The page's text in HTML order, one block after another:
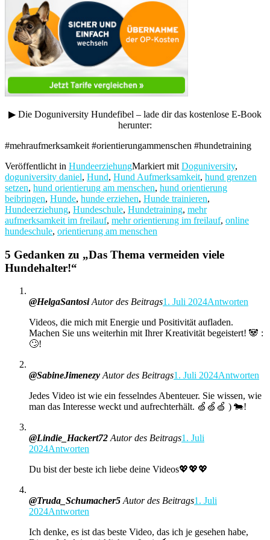
▶︎ Die Doguniversity Hundefibel – lade dir das kostenlose E-Book
herunter:
#mehraufmerksamkeit #orientierungammenschen #hundetraining
Veröffentlicht in HundeerziehungMarkiert mit Doguniversity,
doguniversity daniel, Hund, Hund Aufmerksamkeit, hund grenzen
setzen, hund orientierung am menschen, hund orientierung
beibringen, Hunde, hunde erziehen, Hunde trainieren,
Hundeerziehung, Hundeschule, Hundetraining, mehr
aufmerksamkeit im freilauf, mehr orientierung im freilauf, online
hundeschule, orientierung am menschen
5 Gedanken zu „Das Thema vermeiden viele
Hundehalter!“
@HelgaSantosi Autor des Beitrags1. Juli 2024Antworten
Videos, die mich mit Energie und Positivität aufladen.
Machen Sie uns weiterhin mit Ihrer Kreativität begeistert! 🐼 :
🙄!
@SabineJimenezy Autor des Beitrags1. Juli 2024Antworten
Jedes Video ist wie ein fesselndes Abenteuer. Sie wissen, wie
man das Interesse weckt und aufrechterhält. 🍏🍏🍏 ) 🐄!
@Lindie_Hackert72 Autor des Beitrags1. Juli
2024Antworten
Du bist der beste ich liebe deine Videos💖💖💖
@Truda_Schumacher5 Autor des Beitrags1. Juli
2024Antworten
Ich denke, es ist das beste Video, das ich je gesehen habe,